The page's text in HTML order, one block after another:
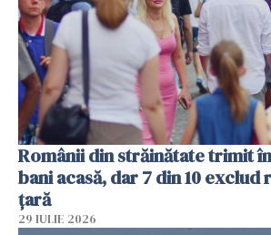
Românii din străinătate trimit
bani acasă, dar 7 din 10 exclud
țară
29 IULIE 2026